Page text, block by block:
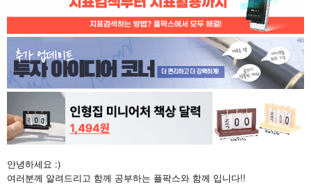
안녕하세요 :)
여러분께 알려드리고 함께 공부하는 플팍스와 함께 입니다!!